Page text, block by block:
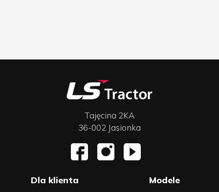
Tajęcina 2KA
36-002 Jasionka
Dla klienta Modele